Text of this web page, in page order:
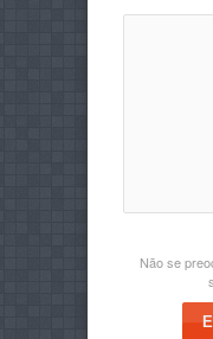
Não se